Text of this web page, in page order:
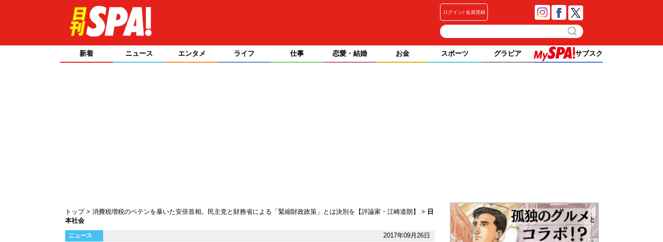
ログイン 会員登録
新着 ニュース エンタメ ライフ 仕事 恋愛・結婚 お金 スポーツ グラビア サブスク
トップ 消費税増税のペテンを暴いた安倍首相。民主党と財務省による「緊縮財政政策」とは決別を【評論家・江崎道朗】
日
本社会
ニュース 2017年09月26日